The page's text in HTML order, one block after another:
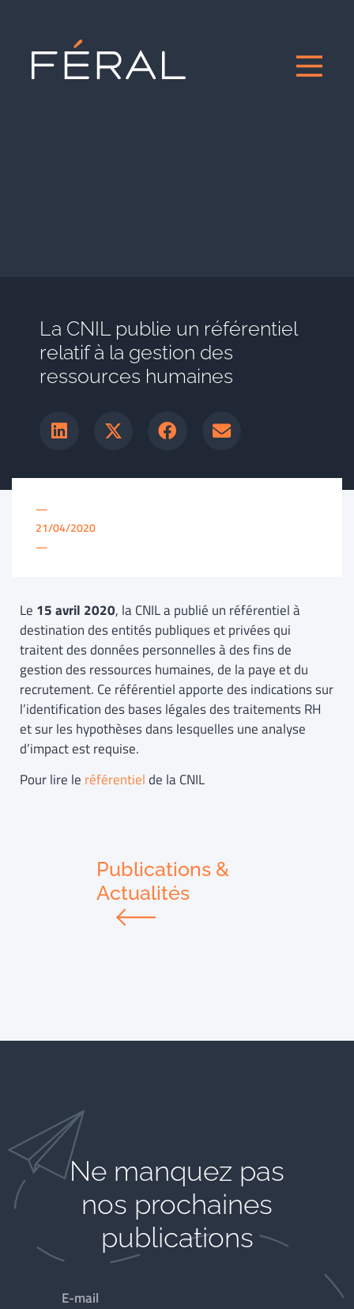
La CNIL publie un référentiel
relatif à la gestion des
ressources humaines
—
21/04/2020
—
Le 15 avril 2020, la CNIL a publié un référentiel à
destination des entités publiques et privées qui
traitent des données personnelles à des fins de
gestion des ressources humaines, de la paye et du
recrutement. Ce référentiel apporte des indications sur
l’identification des bases légales des traitements RH
et sur les hypothèses dans lesquelles une analyse
d’impact est requise.
Pour lire le référentielde la CNIL
Publications &
Actualités
Ne manquez pas
nos prochaines
publications